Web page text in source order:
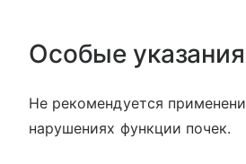
Особые указания
Не рекомендуется
нарушениях функции почек.